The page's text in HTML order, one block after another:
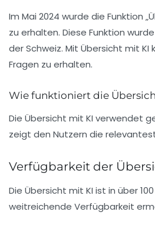
Im Mai 2024 wurde die Funktion
zu erhalten. Diese Funktion
der Schweiz. Mit Übersicht mit KI
Fragen zu erhalten.
Wie funktioniert die
Die Übersicht mit KI verwendet
zeigt den Nutzern die
Verfügbarkeit der
Die Übersicht mit KI ist in über
weitreichende Verfügbarkeit